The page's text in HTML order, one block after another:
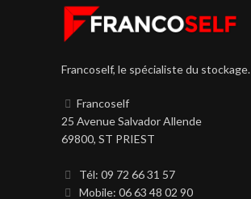
Francoself, le spécialiste du stockage.
Francoself
25 Avenue Salvador Allende
69800, ST PRIEST
Tél: 09 72 66 31 57
Mobile: 06 63 48 02 90